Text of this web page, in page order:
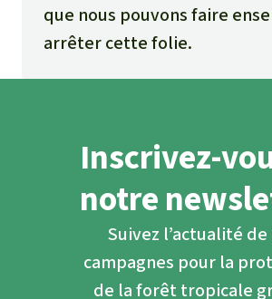
que nous pouvons faire
arrêter cette folie.
Inscrivez-
notre
Suivez l’actualité de
campagnes pour la
de la forêt tropicale